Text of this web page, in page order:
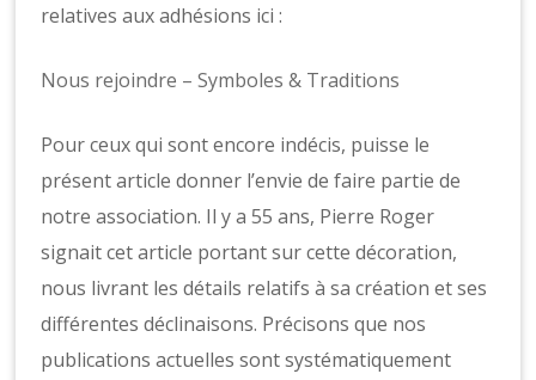
relatives aux adhésions ici :
Nous rejoindre – Symboles & Traditions
Pour ceux qui sont encore indécis, puisse le
présent article donner l’envie de faire partie de
notre association. Il y a 55 ans, Pierre Roger
signait cet article portant sur cette décoration,
nous livrant les détails relatifs à sa création et ses
différentes déclinaisons. Précisons que nos
publications actuelles sont systématiquement